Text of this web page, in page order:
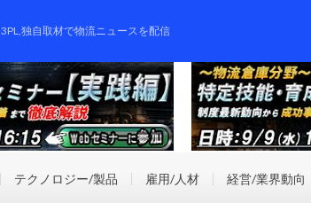
独自取材で物流ニュースを配信
テクノロジー/製品 雇用/人材 経営/業界動向